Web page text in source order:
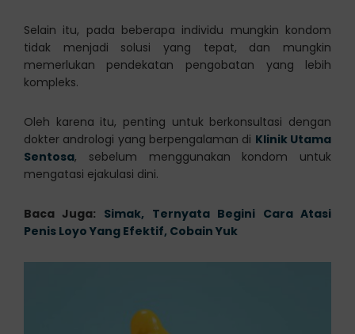
Selain itu, pada beberapa individu mungkin kondom
tidak menjadi solusi yang tepat, dan mungkin
memerlukan pendekatan pengobatan yang lebih
kompleks.
Oleh karena itu, penting untuk berkonsultasi dengan
dokter andrologi yang berpengalaman di Klinik Utama
Sentosa, sebelum menggunakan kondom untuk
mengatasi ejakulasi dini.
Baca Juga: Simak, Ternyata Begini Cara Atasi
Penis Loyo Yang Efektif, Cobain Yuk